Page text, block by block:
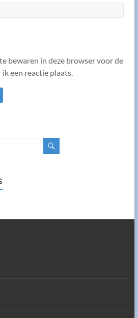
bewaren in deze browser voor de
een reactie plaats.